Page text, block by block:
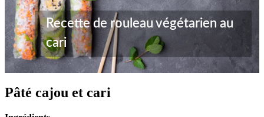
Recette de rouleau végétarien au
cari
Pâté cajou et cari